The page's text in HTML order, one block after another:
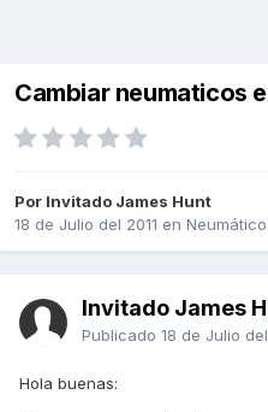
Cambiar neumaticos
Por Invitado James Hunt
18 de Julio del 2011 en
Invitado James
Publicado 18 de Julio del
Hola buenas: